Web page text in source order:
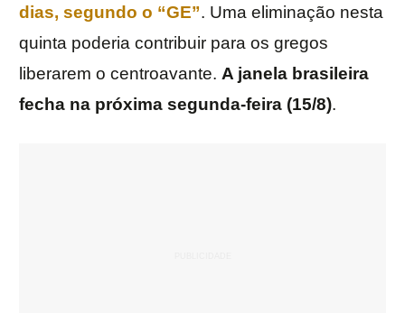
dias, segundo o “GE”. Uma eliminação nesta
quinta poderia contribuir para os gregos
liberarem o centroavante. A janela brasileira
fecha na próxima segunda-feira (15/8).